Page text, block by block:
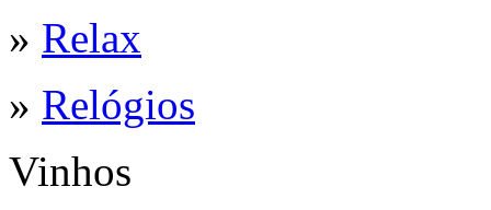
» Relax
» Relógios
Vinhos